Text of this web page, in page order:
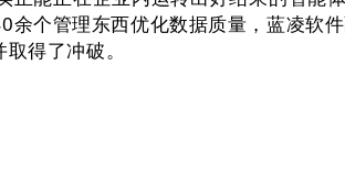
个管理东西优化数据质量，蓝凌软
得了冲破。